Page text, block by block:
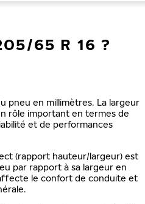
65 R 16 ?
pneu en millimètres. La largeur
rôle important en termes de
et de performances
(rapport hauteur/largeur) est
par rapport à sa largeur en
le confort de conduite et